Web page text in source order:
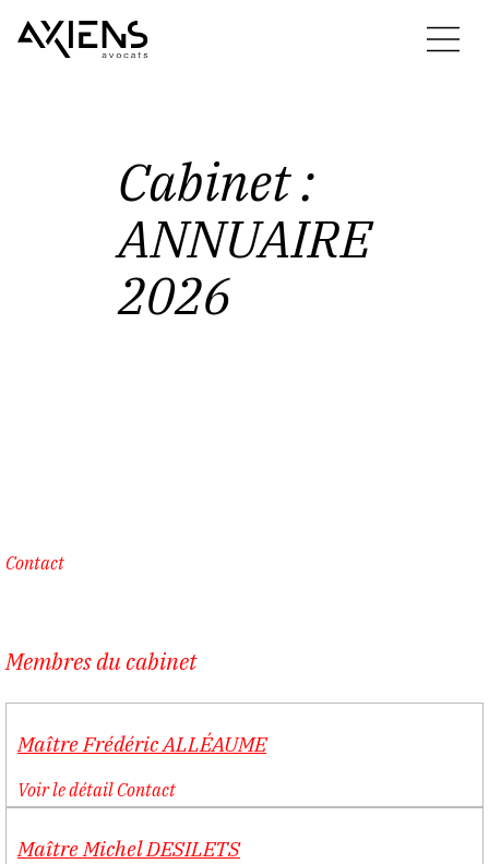
Cabinet:
ANNUAIRE
2026
Contact
Membres du cabinet
MaîtreFrédéricALLÉAUME
Voir le détail Contact
MaîtreMichelDESILETS